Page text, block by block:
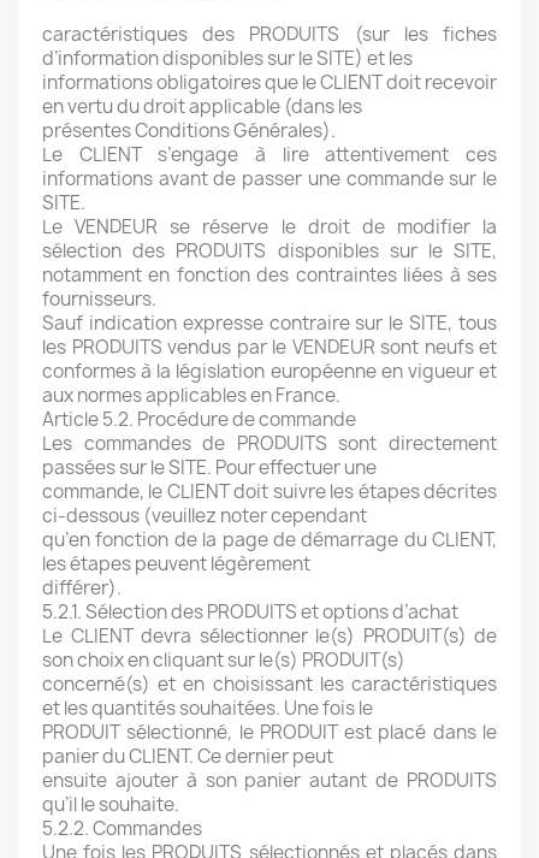
caractéristiques des PRODUITS (sur les fiches
d’information disponibles sur le SITE) et les
informations obligatoires que le CLIENT doit recevoir
en vertu du droit applicable (dans les
présentes Conditions Générales).
Le CLIENT s’engage à lire attentivement ces
informations avant de passer une commande sur le
SITE.
Le VENDEUR se réserve le droit de modifier la
sélection des PRODUITS disponibles sur le SITE,
notamment en fonction des contraintes liées à ses
fournisseurs.
Sauf indication expresse contraire sur le SITE, tous
les PRODUITS vendus par le VENDEUR sont neufs et
conformes à la législation européenne en vigueur et
aux normes applicables en France.
Article 5.2. Procédure de commande
Les commandes de PRODUITS sont directement
passées sur le SITE. Pour effectuer une
commande, le CLIENT doit suivre les étapes décrites
ci-dessous (veuillez noter cependant
qu’en fonction de la page de démarrage du CLIENT,
les étapes peuvent légèrement
différer).
5.2.1. Sélection des PRODUITS et options d’achat
Le CLIENT devra sélectionner le(s) PRODUIT(s) de
son choix en cliquant sur le(s) PRODUIT(s)
concerné(s) et en choisissant les caractéristiques
et les quantités souhaitées. Une fois le
PRODUIT sélectionné, le PRODUIT est placé dans le
panier du CLIENT. Ce dernier peut
ensuite ajouter à son panier autant de PRODUITS
qu’il le souhaite.
5.2.2. Commandes
Une fois les PRODUITS sélectionnés et placés dans